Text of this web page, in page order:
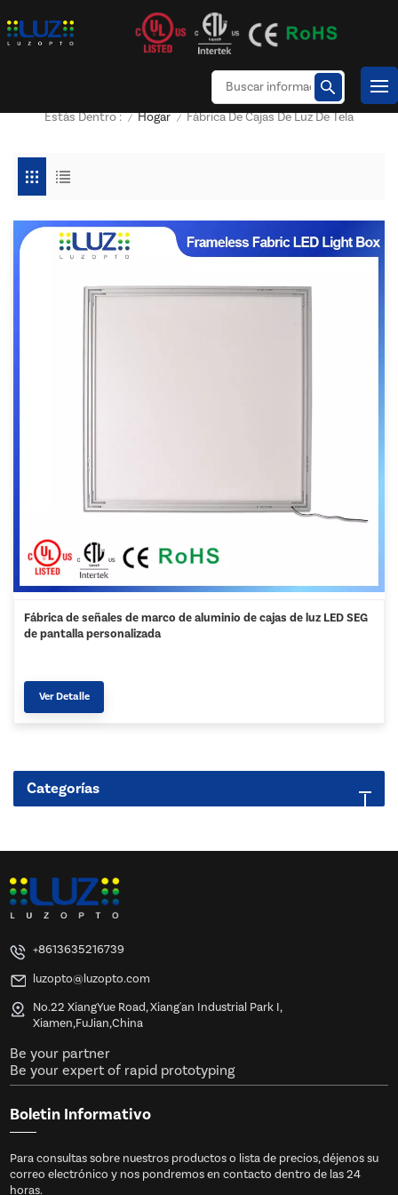
Estás Dentro : / Hogar / Fábrica De Cajas De Luz De Tela
Fábrica de señales de marco de aluminio de cajas de luz LED SEG
de pantalla personalizada
Ver Detalle
Categorías
+8613635216739
luzopto@luzopto.com
No.22 XiangYue Road, Xiang'an Industrial Park I,
Xiamen,FuJian,China
Be your partner
Be your expert of rapid prototyping
Boletin Informativo
Para consultas sobre nuestros productos o lista de precios, déjenos su
correo electrónico y nos pondremos en contacto dentro de las 24
horas.